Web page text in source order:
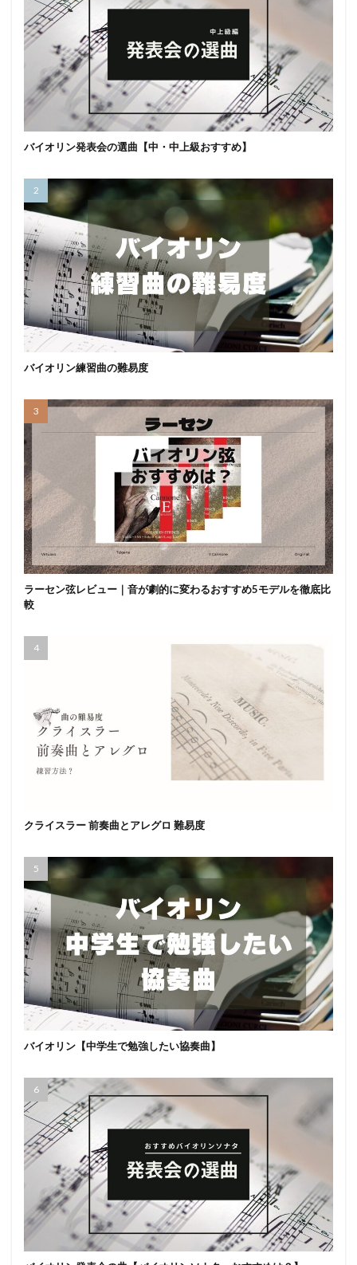
バイオリン発表会の選曲【中・中上級おすすめ】
バイオリン練習曲の難易度
ラーセン弦レビュー｜音が劇的に変わるおすすめ5モデルを徹底比
較
クライスラー 前奏曲とアレグロ 難易度
バイオリン【中学生で勉強したい協奏曲】